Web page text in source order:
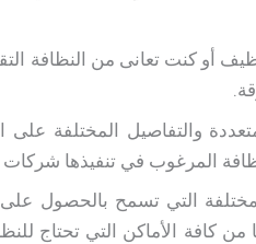
أو كنت تعانى من النظافة
والتفاصيل المختلفة
المرغوب في تنفيذها
التي تسمح بالحصول على
كافة الأماكن التي تحتاج